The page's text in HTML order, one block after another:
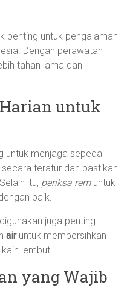
penting untuk pengalaman
Dengan perawatan
tahan lama dan
untuk
untuk menjaga sepeda
secara teratur dan pastikan
itu, periksa remuntuk
baik.
juga penting.
airuntuk membersihkan
lembut.
yang Wajib